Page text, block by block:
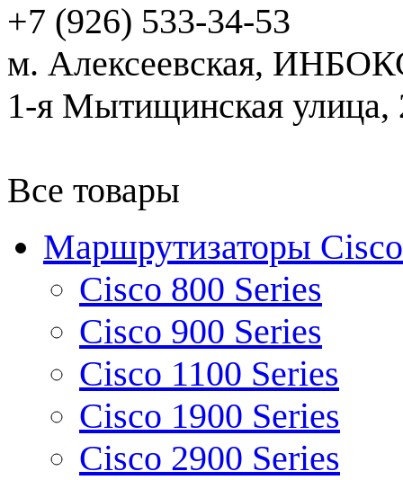
+7 (926) 533-34-53
м. Алексеевская,
1-я Мытищинская улица,
Все товары
Маршрутизаторы Cisco
Cisco 800 Series
Cisco 900 Series
Cisco 1100 Series
Cisco 1900 Series
Cisco 2900 Series